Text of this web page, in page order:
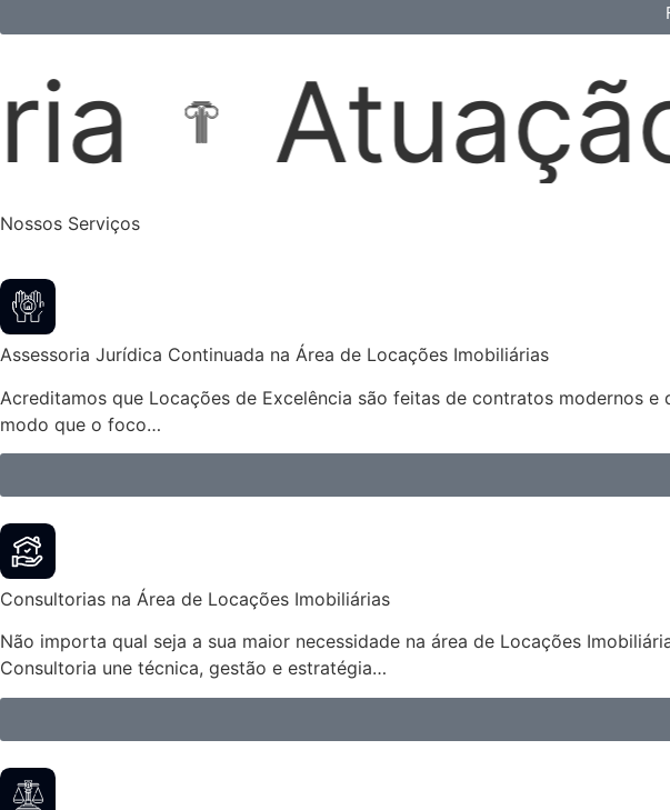
Nossos Serviços
Assessoria Jurídica Continuada na Área de Locações Imobiliárias
Acreditamos que Locações de Excelência são feitas de contratos modernos
modo que o foco…
Consultorias na Área de Locações Imobiliárias
Não importa qual seja a sua maior necessidade na área de Locações
Consultoria une técnica, gestão e estratégia…